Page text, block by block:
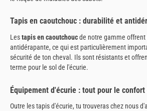
Tapis en caoutchouc : durabilité et
Lestapis en caoutchoucde notre gamme offrent
antidérapante, ce qui est particulièrement
sécurité de ton cheval. Ils sont résistants et
terme pour le sol de l'écurie.
Équipement d'écurie : tout pour le confort
Outre les tapis d'écurie, tu trouveras chez nous